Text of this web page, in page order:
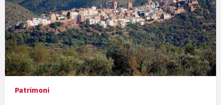
Presentació del llibre &quot;La mare&quot;, d'Emma Zafon
Patrimoni